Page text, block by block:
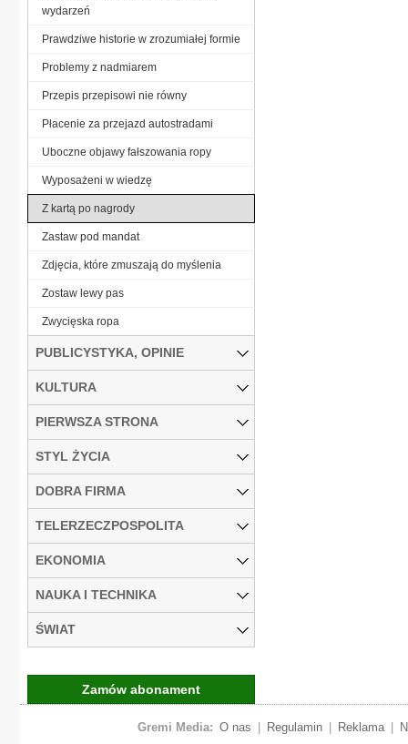
wydarzeń
Prawdziwe historie w zrozumiałej formie
Problemy z nadmiarem
Przepis przepisowi nie równy
Płacenie za przejazd autostradami
Uboczne objawy fałszowania ropy
Wyposażeni w wiedzę
Z kartą po nagrody
Zastaw pod mandat
Zdjęcia, które zmuszają do myślenia
Zostaw lewy pas
Zwycięska ropa
PUBLICYSTYKA, OPINIE
KULTURA
PIERWSZA STRONA
STYL ŻYCIA
DOBRA FIRMA
TELERZECZPOSPOLITA
EKONOMIA
NAUKA I TECHNIKA
ŚWIAT
Zamów abonament
Gremi Media: O nas Regulamin Reklama